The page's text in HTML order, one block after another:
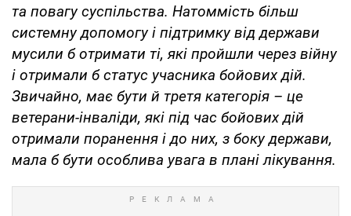
та повагу суспільства. Натоммість більш
системну допомогу і підтримку від держави
мусили б отримати ті, які пройшли через війну
і отримали б статус учасника бойових дій.
Звичайно, має бути й третя категорія – це
ветерани-інваліди, які під час бойових дій
отримали поранення і до них, з боку держави,
мала б бути особлива увага в плані лікування.